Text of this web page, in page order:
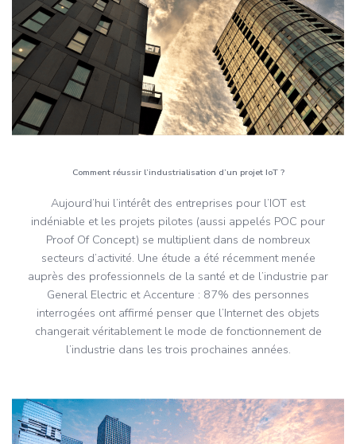
Comment réussir l’industrialisation d’un projet IoT ?
Aujourd’hui l’intérêt des entreprises pour l’IOT est
indéniable et les projets pilotes (aussi appelés POC pour
Proof Of Concept) se multiplient dans de nombreux
secteurs d’activité. Une étude a été récemment menée
auprès des professionnels de la santé et de l’industrie par
General Electric et Accenture : 87% des personnes
interrogées ont affirmé penser que l’Internet des objets
changerait véritablement le mode de fonctionnement de
l’industrie dans les trois prochaines années.